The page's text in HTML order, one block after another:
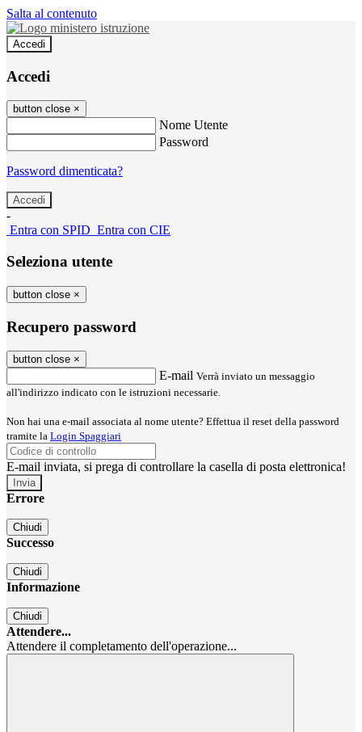
Salta al contenuto
Accedi
Accedi
button close ×
Nome Utente
Password
Password dimenticata?
-
Entra con SPID Entra con CIE
Seleziona utente
button close ×
Recupero password
button close ×
E-mail Verrà inviato un messaggio
all'indirizzo indicato con le istruzioni necessarie.
Non hai una e-mail associata al nome utente? Effettua il reset della password
tramite la Login Spaggiari
E-mail inviata, si prega di controllare la casella di posta elettronica!
Errore
Chiudi
Successo
Chiudi
Informazione
Chiudi
Attendere...
Attendere il completamento dell'operazione...